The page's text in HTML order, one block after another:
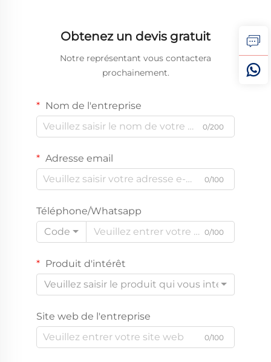
Obtenez un devis gratuit
Notre représentant vous contactera
prochainement.
Nom de l'entreprise
0/200
Adresse email
0/100
Téléphone/Whatsapp
Code
0/100
Produit d'intérêt
Veuillez saisir le produit qui vous intéresse
Site web de l'entreprise
0/100